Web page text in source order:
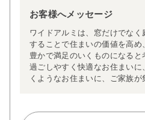
お客様へメッセージ
ワイドアルミは、窓だけでな
することで住まいの価値を高め
豊かで満足のいくものになると
過ごしやすく快適なお住まい
くようなお住まいに、ご家族が